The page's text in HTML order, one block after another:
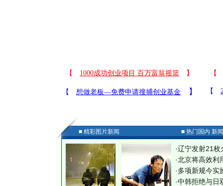
■ 精彩图片新闻 ■ 热门国内 新
·辽宁发射21枚
·北京将高效利
·多项新规今实
·中韩拒绝与日